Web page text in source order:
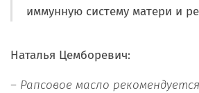
иммунную систему матери и
Наталья Цемборевич:
– Рапсовое масло